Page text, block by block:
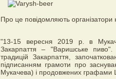
Про це повідомляють організатори
"13-15 вересня 2019 р. в
Закарпаття – "Варишське
традицій Закарпаття,
підписанням грамоти про
Мукачева) і продовжених графами